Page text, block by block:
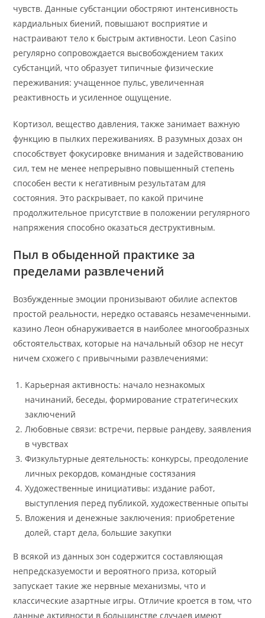
чувств. Данные субстанции обостряют интенсивность
кардиальных биений, повышают восприятие и
настраивают тело к быстрым активности. Leon Casino
регулярно сопровождается высвобождением таких
субстанций, что образует типичные физические
переживания: учащенное пульс, увеличенная
реактивность и усиленное ощущение.
Кортизол, вещество давления, также занимает важную
функцию в пылких переживаниях. В разумных дозах он
способствует фокусировке внимания и задействованию
сил, тем не менее непрерывно повышенный степень
способен вести к негативным результатам для
состояния. Это раскрывает, по какой причине
продолжительное присутствие в положении регулярного
напряжения способно оказаться деструктивным.
Пыл в обыденной практике за
пределами развлечений
Возбужденные эмоции пронизывают обилие аспектов
простой реальности, нередко оставаясь незамеченными.
казино Леон обнаруживается в наиболее многообразных
обстоятельствах, которые на начальный обзор не несут
ничем схожего с привычными развлечениями:
Карьерная активность: начало незнакомых
начинаний, беседы, формирование стратегических
заключений
Любовные связи: встречи, первые рандеву, заявления
в чувствах
Физкультурные деятельность: конкурсы, преодоление
личных рекордов, командные состязания
Художественные инициативы: издание работ,
выступления перед публикой, художественные опыты
Вложения и денежные заключения: приобретение
долей, старт дела, большие закупки
В всякой из данных зон содержится составляющая
непредсказуемости и вероятного приза, который
запускает такие же нервные механизмы, что и
классические азартные игры. Отличие кроется в том, что
данные активности в большинстве случаев имеют